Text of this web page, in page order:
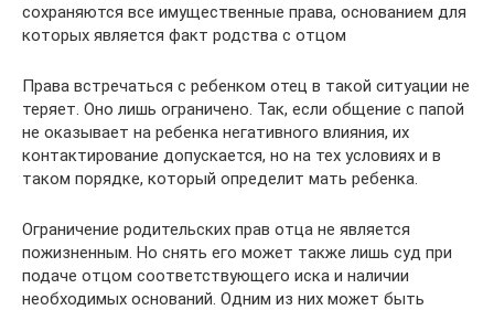
сохраняются все имущественные права, основанием для
которых является факт родства с отцом
Права встречаться с ребенком отец в такой ситуации не
теряет. Оно лишь ограничено. Так, если общение с папой
не оказывает на ребенка негативного влияния, их
контактирование допускается, но на тех условиях и в
таком порядке, который определит мать ребенка.
Ограничение родительских прав отца не является
пожизненным. Но снять его может также лишь суд при
подаче отцом соответствующего иска и наличии
необходимых оснований. Одним из них может быть